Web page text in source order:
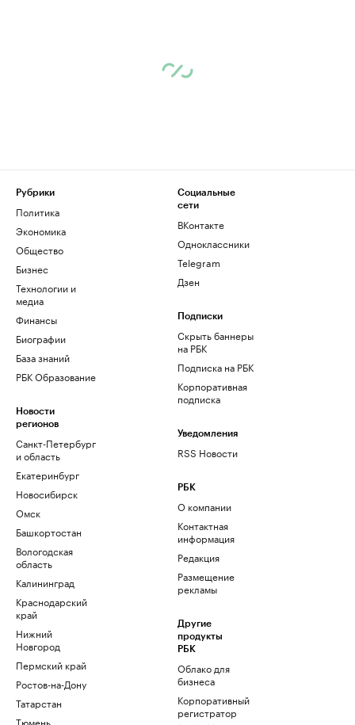
Рубрики
Политика
Экономика
Общество
Бизнес
Технологии и
медиа
Финансы
Биографии
База знаний
РБК Образование
Новости
регионов
Санкт-Петербург
и область
Екатеринбург
Новосибирск
Омск
Башкортостан
Вологодская
область
Калининград
Краснодарский
край
Нижний
Новгород
Пермский край
Ростов-на-Дону
Татарстан
Тюмень
Социальные
сети
ВКонтакте
Одноклассники
Telegram
Дзен
Подписки
Скрыть баннеры
на РБК
Подписка на РБК
Корпоративная
подписка
Уведомления
RSS Новости
РБК
О компании
Контактная
информация
Редакция
Размещение
рекламы
Другие
продукты
РБК
Облако для
бизнеса
Корпоративный
регистратор